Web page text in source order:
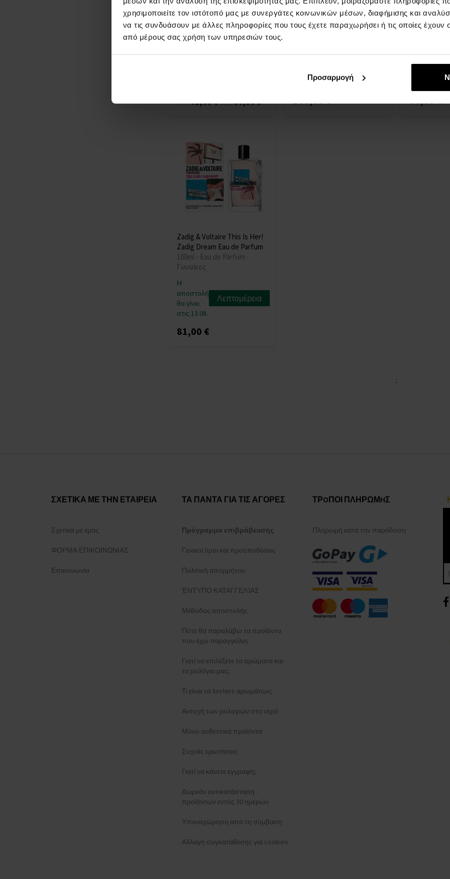
χρησιμοποιείτε τον ιστότοπό μας με συνεργάτες κοινωνικών μέσων, διαφήμισης και
να τις συνδυάσουν με άλλες πληροφορίες που τους έχετε παραχωρήσει ή τις οποίες έχουν
από μέρους σας χρήση των υπηρεσιών τους.
Προσαρμογή
Zadig&Voltaire This Is Really
Him! Eau de Toilette
de Toilette - Άνδρες
από71,00 € έως80,00 €
Zadig & Voltaire This is Really
Γυναίκες
διαθέσιμο
Λεπτομέρεια
Zadig &
Άνδρες
Zadig & Voltaire This Is Her!
Zadig Dream Eau de Parfum
100ml - Eau de Parfum -
Γυναίκες
Η
αποστολή
θα γίνει
στις 13.08.
Λεπτομέρεια
81,00 €
:
ΣΧΕΤΙΚΑ ΜΕ ΤΗΝ ΕΤΑΙΡΕΙΑ
Σχετικά με εμάς
ΦΟΡΜΑ ΕΠΙΚΟΙΝΩΝΙΑΣ
Επικοινωνία
ΤΑ ΠΑΝΤΑ ΓΙΑ ΤΙΣ ΑΓΟΡΕΣ
Πρόγραμμα επιβράβευσης
Γενικοί όροι και προϋποθέσεις
Πολιτική απορρήτου
ΈΝΤΥΠΟ ΚΑΤΑΓΓΕΛΊΑΣ
Μέθοδος αποστολής
Πότε θα παραλάβω τα προϊόντα
που έχω παραγγείλει;
Γιατί να επιλέξετε τα αρώματα και
τα ρολόγια μας;
Τι είναι τα testers αρωμάτων;
Αντοχή των ρολογιών στο νερό
Μόνο αυθεντικά προϊόντα
Συχνές ερωτήσεις
Γιατί να κάνετε εγγραφή;
Δωρεάν αντικατάσταση
προϊόντων εντός 30 ημερών
Υπαναχώρηση από τη σύμβαση
Αλλαγή συγκατάθεσης για cookies
ΤΡOΠΟΙ ΠΛΗΡΩΜHΣ
Πληρωμή κατά την παράδοση